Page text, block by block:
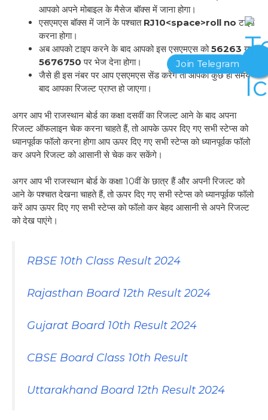
आपको अपने मोबाइल के मैसेज बॉक्स में जाना होगा।
एसएमएस बॉक्स में जानें के पश्चात RJ10<space>roll no टाइप
करना होगा।
अब आपको टाइप करने के बाद आपको इस एसएमएस को56263या
5676750 पर भेज देना होगा।
जैसे ही इस नंबर पर आप एसएमएस सेंड करेंगे तो आपको कुछ ही समय
बाद आपका रिजल्ट प्राप्त हो जाएगा।
अगर आप भी राजस्थान बोर्ड का कक्षा दसवीं का रिजल्ट आने के बाद अपना
रिजल्ट ऑफलाइन चेक करना चाहते हैं, तो आपके ऊपर दिए गए सभी स्टेप्स को
ध्यानपूर्वक फॉलो करना होगा आप ऊपर दिए गए सभी स्टेप्स को ध्यानपूर्वक फॉलो
कर अपने रिजल्ट को आसानी से चेक कर सकेंगे।
अगर आप भी राजस्थान बोर्ड के कक्षा 10वीं के छात्र हैं और अपनी रिजल्ट को
आने के पश्चात देखना चाहते हैं, तो ऊपर दिए गए सभी स्टेप्स को ध्यानपूर्वक फॉलो
करें आप ऊपर दिए गए सभी स्टेप्स को फॉलो कर बेहद आसानी से अपने रिजल्ट
को देख पाएंगे।
RBSE 10th Class Result 2024
Rajasthan Board 12th Result 2024
Gujarat Board 10th Result 2024
CBSE Board Class 10th Result
Uttarakhand Board 12th Result 2024